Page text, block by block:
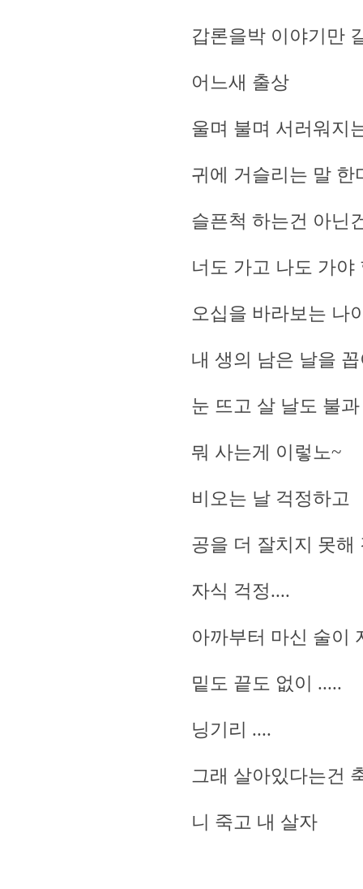
갑론을박 이야기만
어느새 출상
울며 불며 서러워지
귀에 거슬리는 말 한
슬픈척 하는건 아닌
너도 가고 나도 가야
오십을 바라보는 나
내 생의 남은 날을
눈 뜨고 살 날도 불
뭐 사는게 이렇노~
비오는 날 걱정하고
공을 더 잘치지 못해
자식 걱정....
아까부터 마신 술이
밑도 끝도 없이 .....
닝기리 ....
그래 살아있다는건
니 죽고 내 살자